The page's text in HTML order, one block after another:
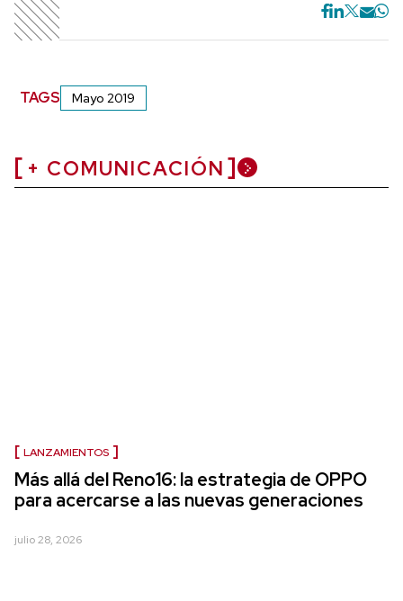
TAGS Mayo 2019
+ COMUNICACIÓN
LANZAMIENTOS
Más allá del Reno16: la estrategia de OPPO
para acercarse a las nuevas generaciones
julio 28, 2026